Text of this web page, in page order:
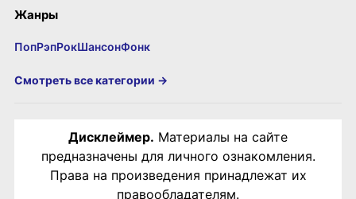
Жанры
ПопРэпРокШансонФонк
Смотреть все категории →
Дисклеймер. Материалы на сайте
предназначены для личного ознакомления.
Права на произведения принадлежат их
правообладателям.